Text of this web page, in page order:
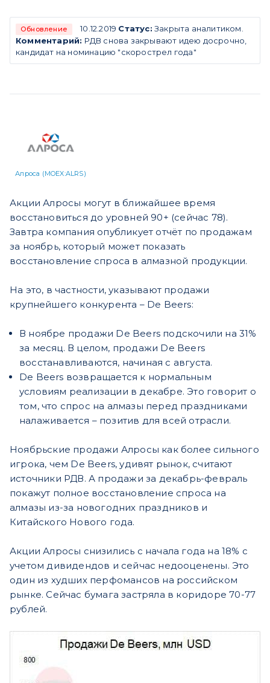
Обновление 10.12.2019 Статус: Закрыта аналитиком.
Комментарий: РДВ снова закрывают идею досрочно,
кандидат на номинацию "скорострел года"
Алроса (MOEX:ALRS)
Акции Алросы могут в ближайшее время
восстановиться до уровней 90+ (сейчас 78).
Завтра компания опубликует отчёт по продажам
за ноябрь, который может показать
восстановление спроса в алмазной продукции.
На это, в частности, указывают продажи
крупнейшего конкурента – De Beers:
В ноябре продажи De Beers подскочили на 31%
за месяц. В целом, продажи De Beers
восстанавливаются, начиная с августа.
De Beers возвращается к нормальным
условиям реализации в декабре. Это говорит о
том, что спрос на алмазы перед праздниками
налаживается – позитив для всей отрасли.
Ноябрьские продажи Алросы как более сильного
игрока, чем De Beers, удивят рынок, считают
источники РДВ. А продажи за декабрь-февраль
покажут полное восстановление спроса на
алмазы из-за новогодних праздников и
Китайского Нового года.
Акции Алросы снизились с начала года на 18% с
учетом дивидендов и сейчас недооценены. Это
один из худших перфомансов на российском
рынке. Сейчас бумага застряла в коридоре 70-77
рублей.